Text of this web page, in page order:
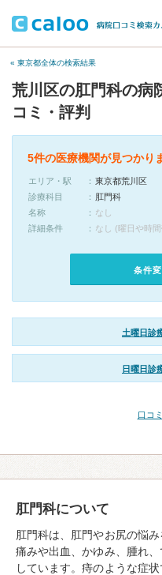
« 東京都全体の検索結果
荒川区の肛門科の病
コミ・評判
5件の医療機関が見つかり
エリア・駅
東京都荒川区
診療科目
肛門科
名称
なし
詳細条件
なし (曜日や時
条件
土曜日診
日曜日診
口コ
肛門科について
肛門科は、肛門やお尻の悩
痛みや出血、かゆみ、腫れ
しています。痔のような症